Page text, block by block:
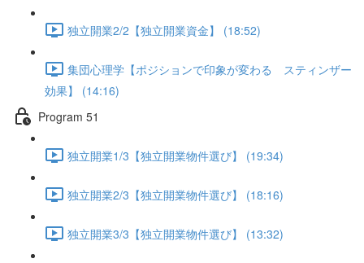
独立開業2/2【独立開業資金】 (18:52)
集団心理学【ポジションで印象が変わる スティンザー
効果】 (14:16)
Program 51
独立開業1/3【独立開業物件選び】 (19:34)
独立開業2/3【独立開業物件選び】 (18:16)
独立開業3/3【独立開業物件選び】 (13:32)